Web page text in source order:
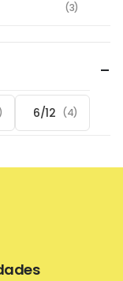
(3)
6/12 (4)